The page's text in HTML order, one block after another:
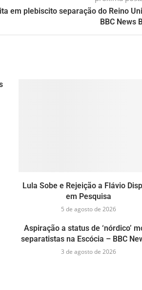
em plebiscito separação do Reino
BBC News
Lula Sobe e Rejeição a Flávio
em Pesquisa
5 de agosto de 2026
Aspiração a status de ‘nórdico’
separatistas na Escócia – BBC
3 de agosto de 2026